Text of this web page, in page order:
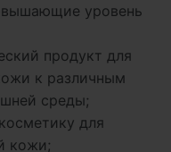
уровень
продукт для
к различным
среды;
для
кожи;